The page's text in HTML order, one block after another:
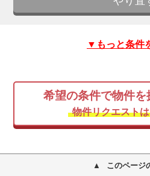
▼もっと条件
希望の条件で物件を
物件リクエスト
このページ